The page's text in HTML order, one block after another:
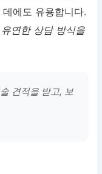
에도 유용합니다.
연한 상담 방식을
견적을 받고, 보